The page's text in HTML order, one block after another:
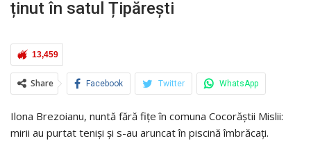
ținut în satul Țipărești
13,459
Share Facebook Twitter WhatsApp
Ilona Brezoianu, nuntă fără fițe în comuna Cocorăștii Mislii:
mirii au purtat teniși și s-au aruncat în piscină îmbrăcați.